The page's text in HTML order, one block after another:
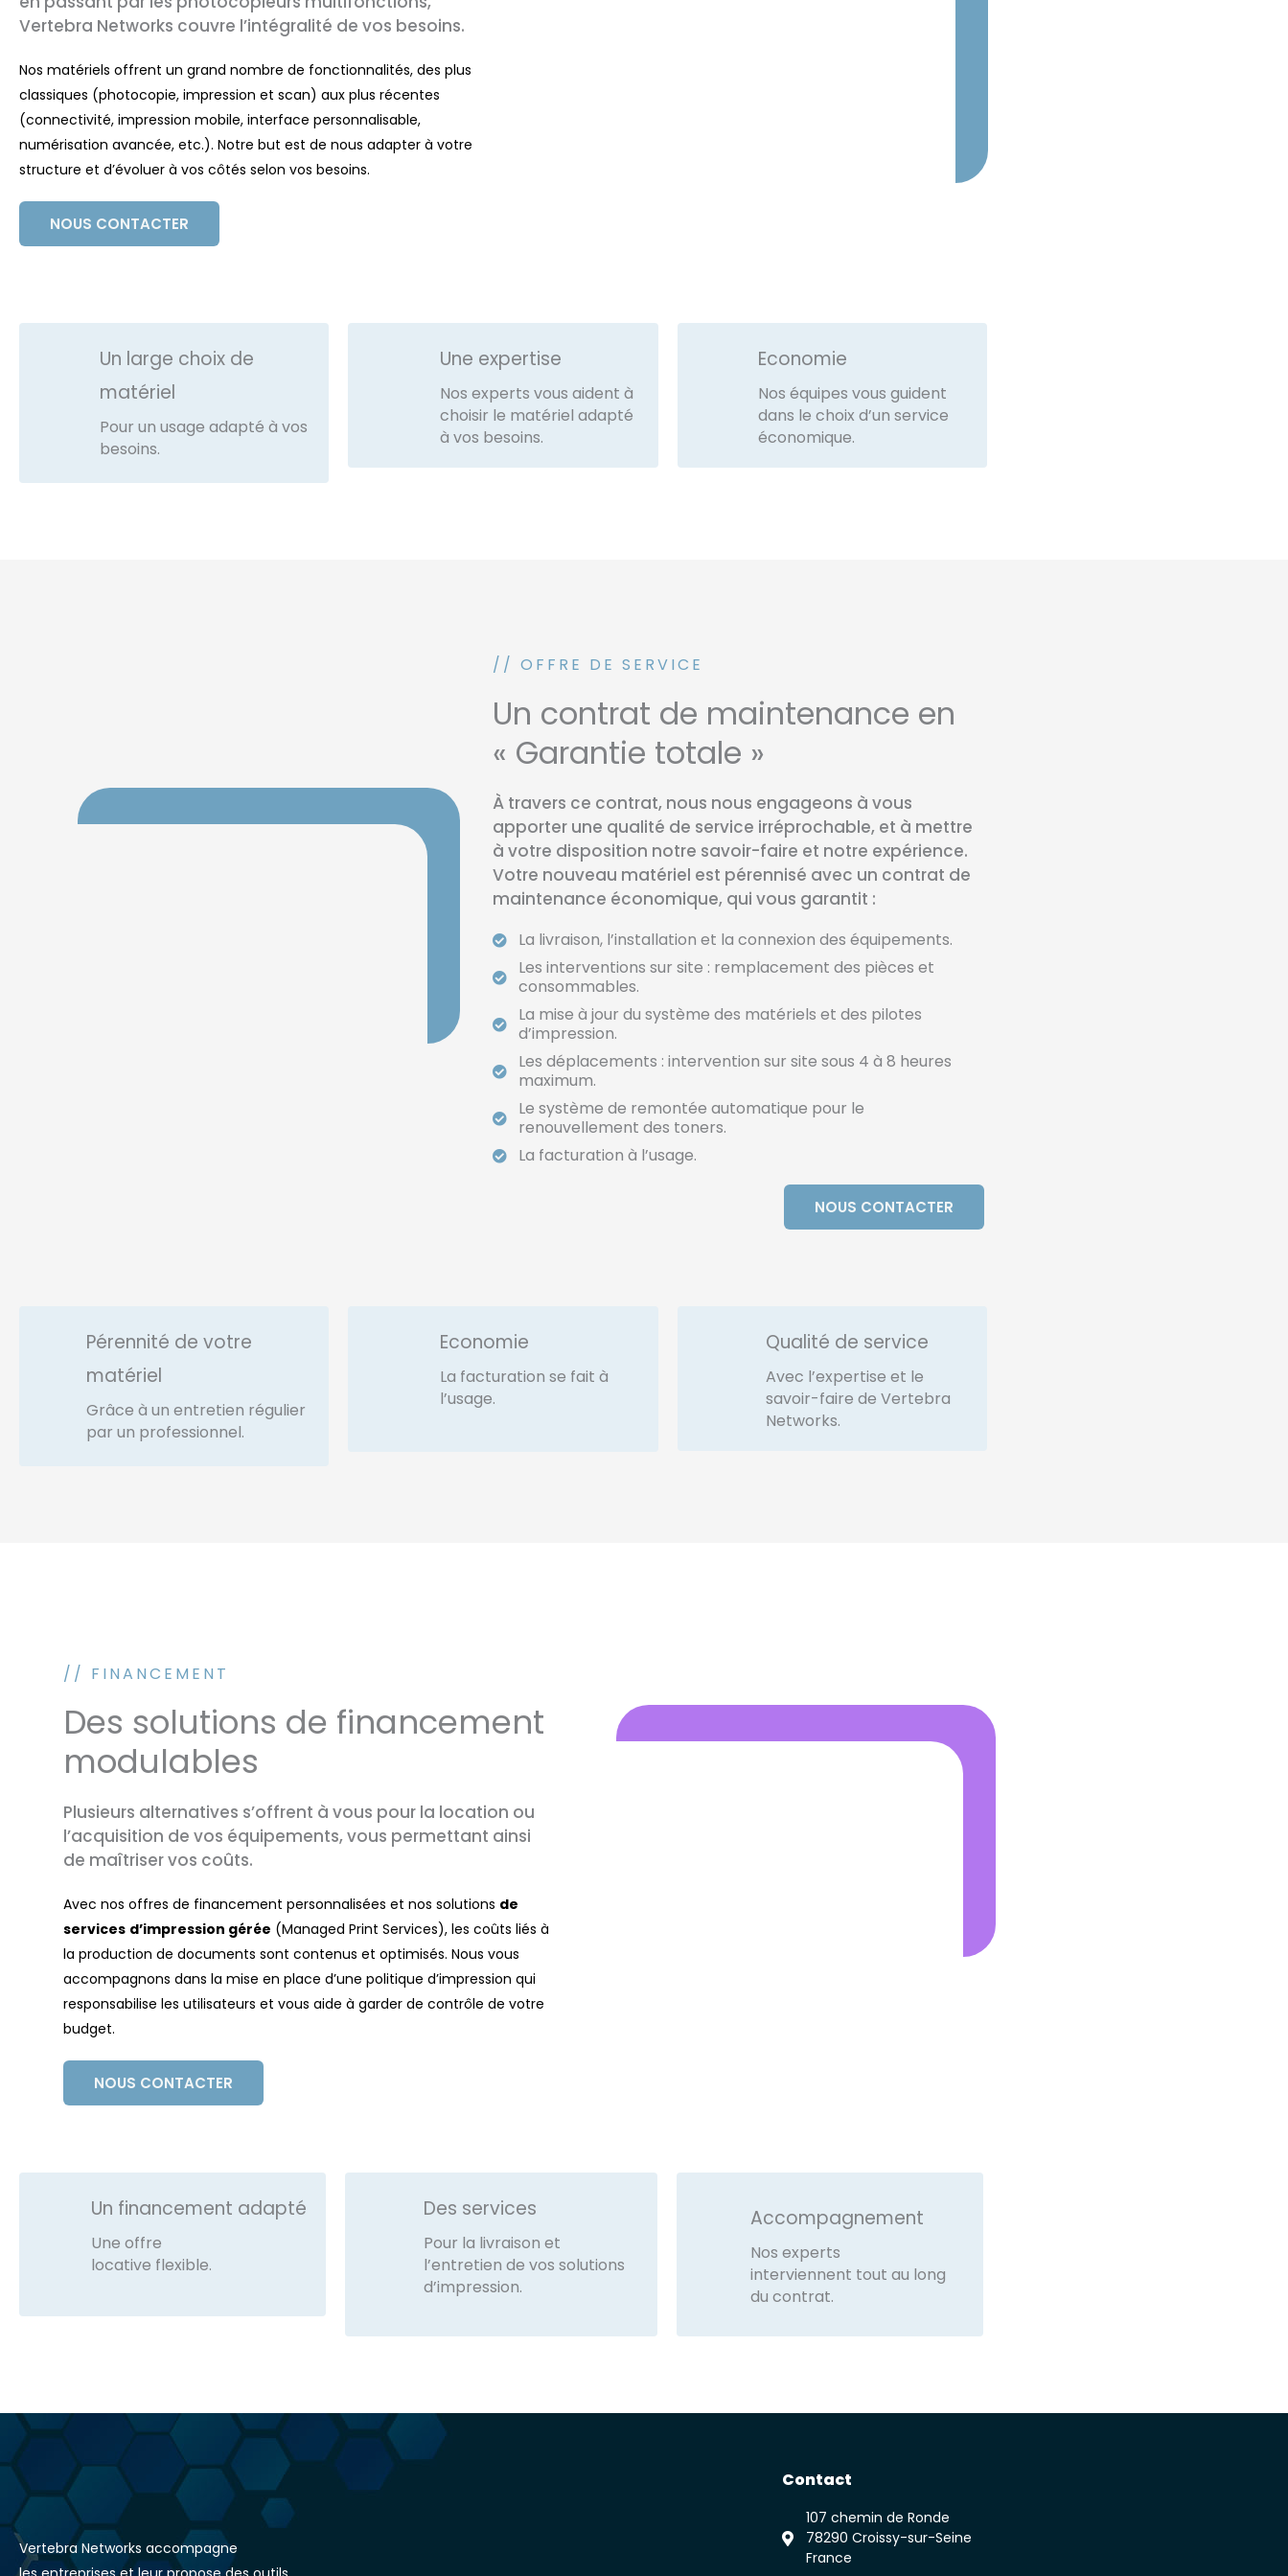
Vertebra Networks couvre l’intégralité de vos besoins.
Nos matériels offrent un grand nombre de fonctionnalités, des plus
classiques (photocopie, impression et scan) aux plus récentes
(connectivité, impression mobile, interface personnalisable,
numérisation avancée, etc.). Notre but est de nous adapter à votre
structure et d’évoluer à vos côtés selon vos besoins.
NOUS CONTACTER
Un large choix de
matériel
Pour un usage adapté à vos
besoins.
Une expertise
Nos experts vous aident à
choisir le matériel adapté
à vos besoins.
Economie
Nos équipes vous guident
dans le choix d’un service
économique.
// OFFRE DE SERVICE
Un contrat de maintenance en
« Garantie totale »
À travers ce contrat, nous nous engageons à vous
apporter une qualité de service irréprochable, et à mettre
à votre disposition notre savoir-faire et notre expérience.
Votre nouveau matériel est pérennisé avec un contrat de
maintenance économique, qui vous garantit :
La livraison, l’installation et la connexion des équipements.
Les interventions sur site : remplacement des pièces et
consommables.
La mise à jour du système des matériels et des pilotes
d’impression.
Les déplacements : intervention sur site sous 4 à 8 heures
maximum.
Le système de remontée automatique pour le
renouvellement des toners.
La facturation à l’usage.
NOUS CONTACTER
Pérennité de votre
matériel
Grâce à un entretien régulier
par un professionnel.
Economie
La facturation se fait à
l’usage.
Qualité de service
Avec l’expertise et le
savoir-faire de Vertebra
Networks.
// FINANCEMENT
Des solutions de financement
modulables
Plusieurs alternatives s’offrent à vous pour la location ou
l’acquisition de vos équipements, vous permettant ainsi
de maîtriser vos coûts.
Avec nos offres de financement personnalisées et nos solutions de
services d’impression gérée (Managed Print Services), les coûts liés à
la production de documents sont contenus et optimisés. Nous vous
accompagnons dans la mise en place d’une politique d’impression qui
responsabilise les utilisateurs et vous aide à garder de contrôle de votre
budget.
NOUS CONTACTER
Un financement adapté
Une offre
locative flexible.
Des services
Pour la livraison et
l’entretien de vos solutions
d’impression.
Accompagnement
Nos experts
interviennent tout au long
du contrat.
Vertebra Networks accompagne
Contact
107 chemin de Ronde
78290 Croissy-sur-Seine
France